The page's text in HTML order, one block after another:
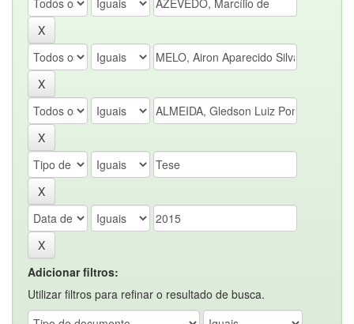
Adicionar filtros:
Utilizar filtros para refinar o resultado de busca.